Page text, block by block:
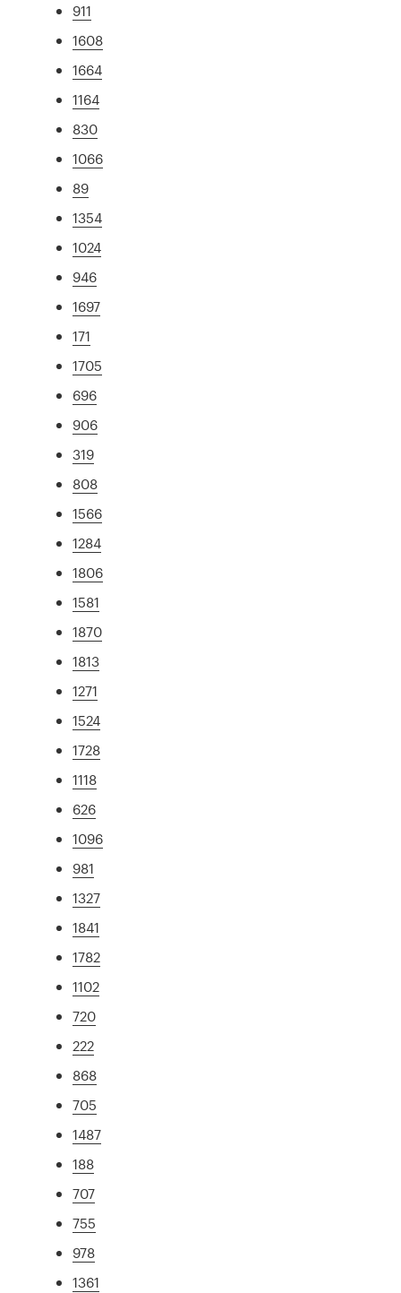
911
1608
1664
1164
830
1066
89
1354
1024
946
1697
171
1705
696
906
319
808
1566
1284
1806
1581
1870
1813
1271
1524
1728
1118
626
1096
981
1327
1841
1782
1102
720
222
868
705
1487
188
707
755
978
1361